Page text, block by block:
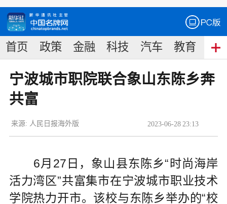
首页 政策 金融 科技 汽车 教育 食
宁波城市职院联合象山东陈乡奔
共富
2023-06-28 23:13
来源: 人民日报海外版
6月27日，象山县东陈乡“时尚海岸
活力湾区”共富集市在宁波城市职业技术
学院热力开市。该校与东陈乡举办的“校